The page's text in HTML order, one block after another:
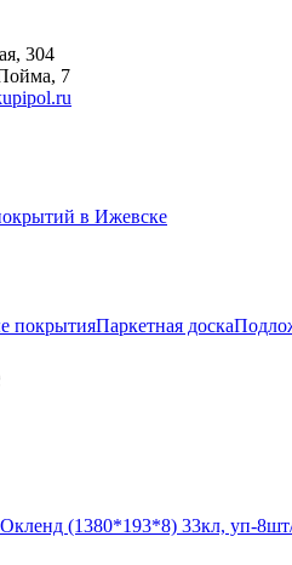
304
7
в Ижевске
покрытияПаркетная доска
(1380*193*8) 33кл, уп-